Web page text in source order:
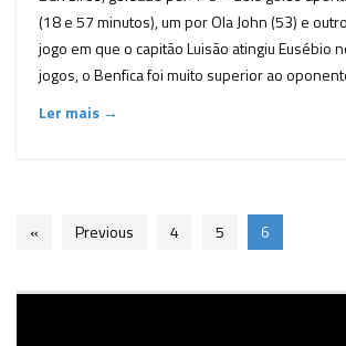
(18 e 57 minutos), um por Ola John (53) e
jogo em que o capitão Luisão atingiu Eusébio
jogos, o Benfica foi muito superior ao
Ler mais →
« Previous 4 5 6